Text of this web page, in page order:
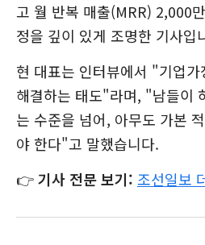
고 월 반복 매출(MRR) 2,000
정을 깊이 있게 조명한 기사입
현 대표는 인터뷰에서 "기업
해결하는 태도"라며, "남들이
는 수준을 넘어, 아무도 가본
야 한다"고 말했습니다.
👉기사 전문 보기: 조선일보